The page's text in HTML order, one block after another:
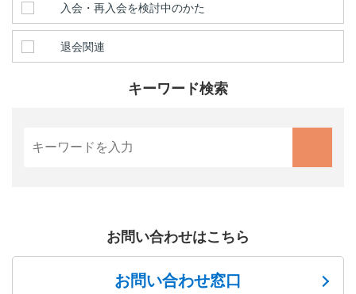
入会・再入会を検討中のかた
退会関連
キーワード検索
お問い合わせはこちら
お問い合わせ窓口